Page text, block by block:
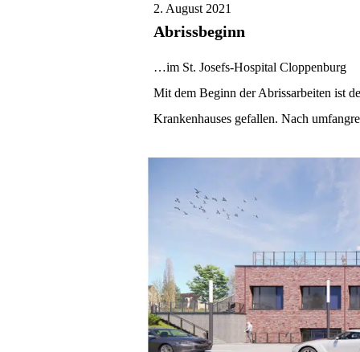
2. August 2021
Abrissbeginn
…im St. Josefs-Hospital Cloppenburg
Mit dem Beginn der Abrissarbeiten ist
Krankenhauses gefallen. Nach